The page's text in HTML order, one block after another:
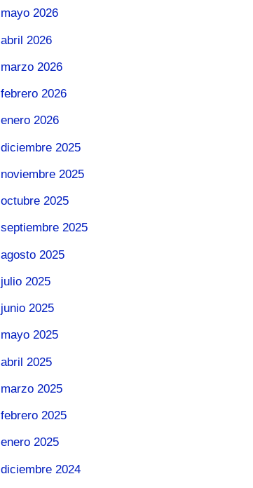
mayo 2026
abril 2026
marzo 2026
febrero 2026
enero 2026
diciembre 2025
noviembre 2025
octubre 2025
septiembre 2025
agosto 2025
julio 2025
junio 2025
mayo 2025
abril 2025
marzo 2025
febrero 2025
enero 2025
diciembre 2024